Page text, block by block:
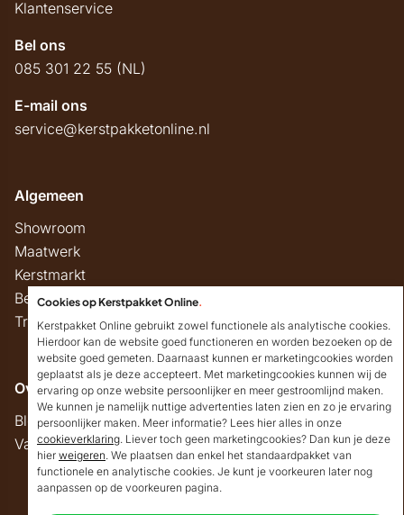
Klantenservice
Bel ons
085 301 22 55 (NL)
E-mail ons
service@kerstpakketonline.nl
Algemeen
Showroom
Maatwerk
Kerstmarkt
Belastingregels
Track & Trace
Overig
Blog
Vacatures
Copyright © 2026 Kerstpakket Online
Goedendag!
Mocht ik je ergens mee
kunnen helpen, dan
verneem ik dat graag.
Cookies op Kerstpakket Online.
Kerstpakket Online gebruikt zowel functionele als analytische cookies.
Hierdoor kan de website goed functioneren en worden bezoeken op de
website goed gemeten. Daarnaast kunnen er marketingcookies worden
geplaatst als je deze accepteert. Met marketingcookies kunnen wij de
ervaring op onze website persoonlijker en meer gestroomlijnd maken.
We kunnen je namelijk nuttige advertenties laten zien en zo je ervaring
persoonlijker maken. Meer informatie? Lees hier alles in onze
cookieverklaring. Liever toch geen marketingcookies? Dan kun je deze
hier weigeren. We plaatsen dan enkel het standaardpakket van
functionele en analytische cookies. Je kunt je voorkeuren later nog
aanpassen op de voorkeuren pagina.